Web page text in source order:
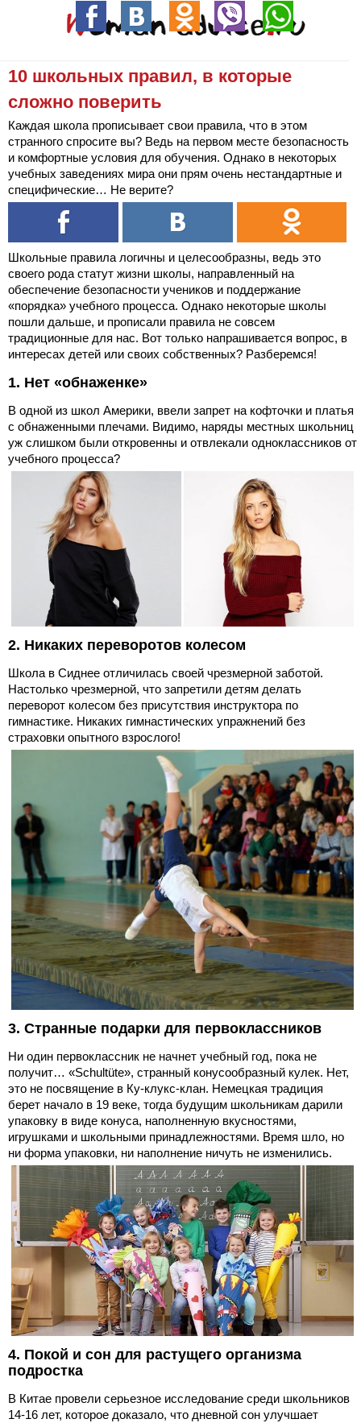
10 школьных правил, в которые
сложно поверить
Каждая школа прописывает свои правила, что в этом
странного спросите вы? Ведь на первом месте безопасность
и комфортные условия для обучения. Однако в некоторых
учебных заведениях мира они прям очень нестандартные и
специфические… Не верите?
Школьные правила логичны и целесообразны, ведь это
своего рода статут жизни школы, направленный на
обеспечение безопасности учеников и поддержание
«порядка» учебного процесса. Однако некоторые школы
пошли дальше, и прописали правила не совсем
традиционные для нас. Вот только напрашивается вопрос, в
интересах детей или своих собственных? Разберемся!
1. Нет «обнаженке»
В одной из школ Америки, ввели запрет на кофточки и платья
с обнаженными плечами. Видимо, наряды местных школьниц
уж слишком были откровенны и отвлекали одноклассников от
учебного процесса?
2. Никаких переворотов колесом
Школа в Сиднее отличилась своей чрезмерной заботой.
Настолько чрезмерной, что запретили детям делать
переворот колесом без присутствия инструктора по
гимнастике. Никаких гимнастических упражнений без
страховки опытного взрослого!
3. Странные подарки для первоклассников
Ни один первоклассник не начнет учебный год, пока не
получит… «Schultüte», странный конусообразный кулек. Нет,
это не посвящение в Ку-клукс-клан. Немецкая традиция
берет начало в 19 веке, тогда будущим школьникам дарили
упаковку в виде конуса, наполненную вкусностями,
игрушками и школьными принадлежностями. Время шло, но
ни форма упаковки, ни наполнение ничуть не изменились.
4. Покой и сон для растущего организма
подростка
В Китае провели серьезное исследование среди школьников
14-16 лет, которое доказало, что дневной сон улучшает